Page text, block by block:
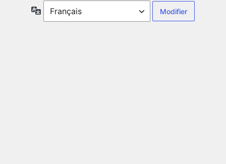
Langue